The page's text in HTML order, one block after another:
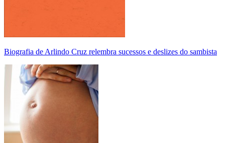
Biografia de Arlindo Cruz relembra sucessos e deslizes do sambista